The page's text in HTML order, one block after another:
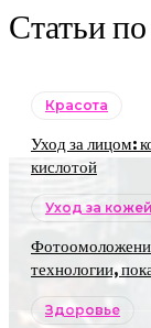
Статьи
Красота
Уход за лицом:
кислотой
Уход за
технологии,
Здоровье